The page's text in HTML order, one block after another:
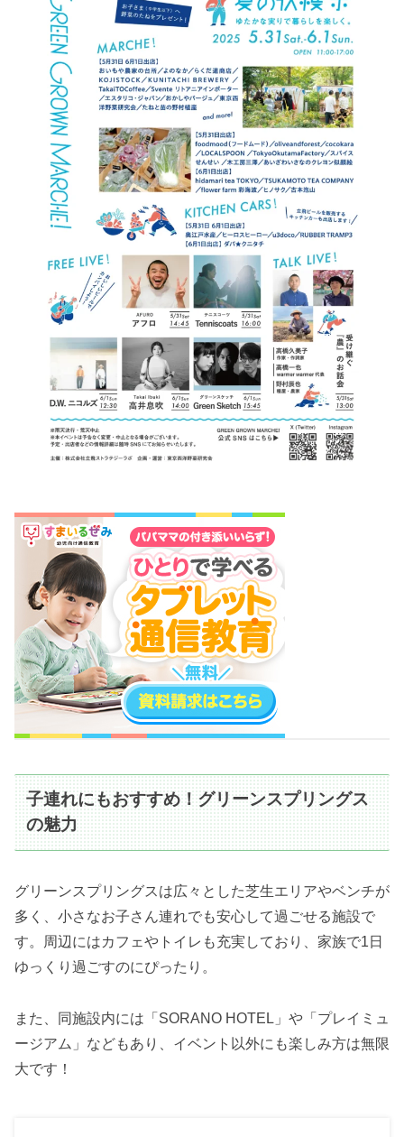
子連れにもおすすめ！グリーンスプリングス
の魅力
グリーンスプリングスは広々とした芝生エリアやベンチが
多く、小さなお子さん連れでも安心して過ごせる施設で
す。周辺にはカフェやトイレも充実しており、家族で1日
ゆっくり過ごすのにぴったり。
また、同施設内には「SORANO HOTEL」や「プレイミュ
ージアム」などもあり、イベント以外にも楽しみ方は無限
大です！